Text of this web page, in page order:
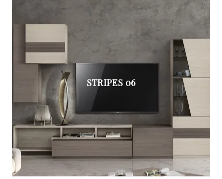
STRIPES 06